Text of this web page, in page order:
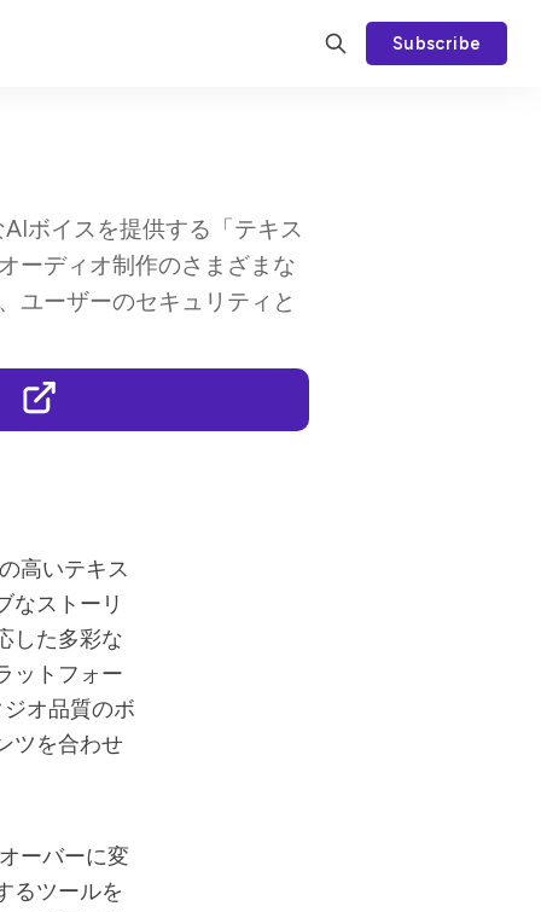
Subscribe
ボイスを提供する「テキス
ーディオ制作のさまざまな
ユーザーのセキュリティと
高いテキス
なストーリ
した多彩な
ットフォー
オ品質のボ
ツを合わせ
ーバーに変
るツールを